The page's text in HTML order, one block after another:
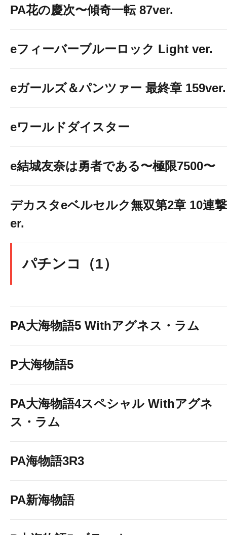
PA花の慶次〜傾奇一転 87ver.
eフィーバーブルーロック Light ver.
eガールズ＆パンツァー 最終章 159ver.
eワールドダイスター
e結城友奈は勇者である〜極限7500〜
デカスタeベルセルク無双第2章 10連
er.
パチンコ（1）
PA大海物語5 Withアグネス・ラム
P大海物語5
PA大海物語4スペシャル Withアグネ
ス・ラム
PA海物語3R3
PA新海物語